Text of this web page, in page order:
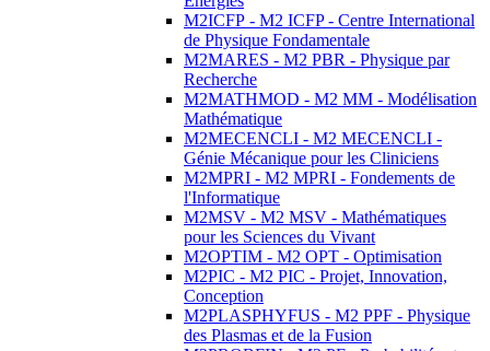
M2ICFP - M2 ICFP - Centre International
de Physique Fondamentale
M2MARES - M2 PBR - Physique par
Recherche
M2MATHMOD - M2 MM - Modélisation
Mathématique
M2MECENCLI - M2 MECENCLI -
Génie Mécanique pour les Cliniciens
M2MPRI - M2 MPRI - Fondements de
l'Informatique
M2MSV - M2 MSV - Mathématiques
pour les Sciences du Vivant
M2OPTIM - M2 OPT - Optimisation
M2PIC - M2 PIC - Projet, Innovation,
Conception
M2PLASPHYFUS - M2 PPF - Physique
des Plasmas et de la Fusion